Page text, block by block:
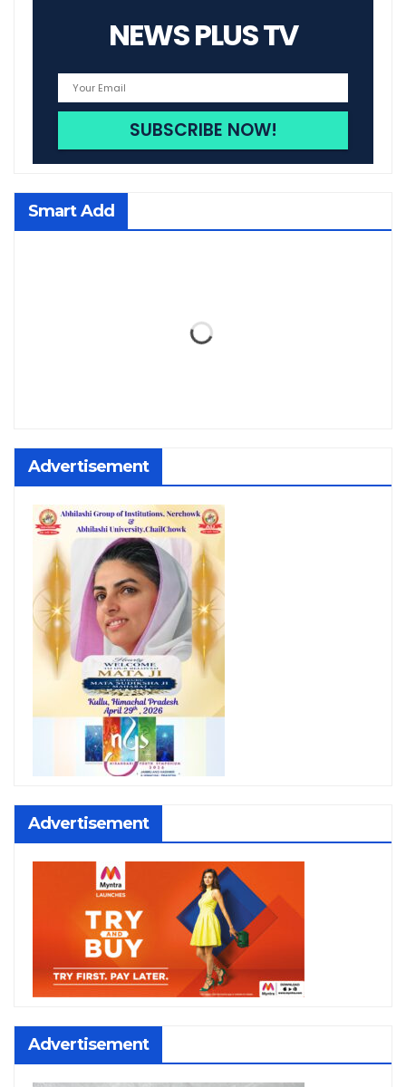
NEWS PLUS TV
Smart Add
Advertisement
Advertisement
Advertisement